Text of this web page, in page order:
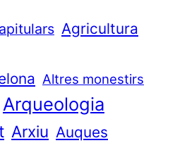
Agricultura
Altres monestirs
Arqueologia
Arxiu Auques